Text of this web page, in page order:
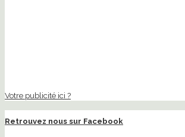
Votre publicité ici ?
Retrouvez nous sur Facebook